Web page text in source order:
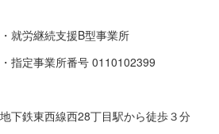
・就労継続支援B型事業所
・指定事業所番号 0110102399
地下鉄東西線西28丁目駅から徒歩３分